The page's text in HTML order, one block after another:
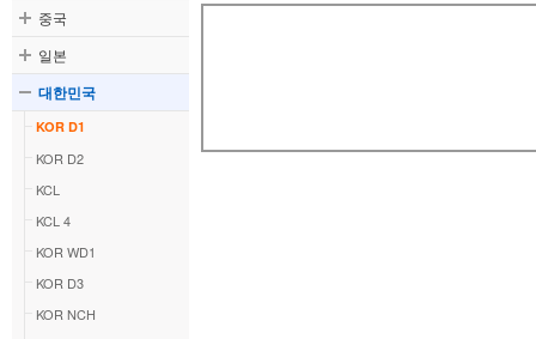
중국
일본
대한민국
KOR D1
KOR D2
KCL
KCL 4
KOR WD1
KOR D3
KOR NCH